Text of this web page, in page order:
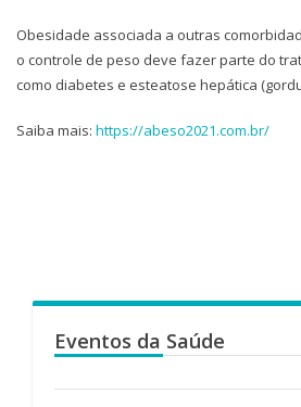
Obesidade associada a outras
o controle de peso deve fazer parte do
como diabetes e esteatose hepática
Saiba mais: https://abeso2021.com.br/
Eventos da Saúde